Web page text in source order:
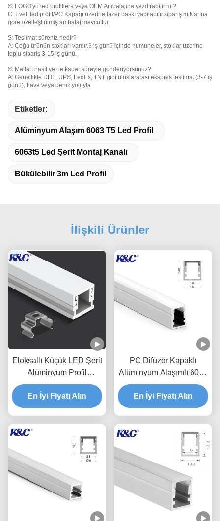
S: LOGO'yu led profillere veya OEM Ambalajına yazdırabilir mi?
C: Evet, led profil/PC Kapağı üzerine lazer baskı yapılabilir.sipariş miktarına
göre özelleştirilmiş ambalaj mevcuttur.
S: Teslimat süreniz nedir?
A: Çoğu ürünün stokları vardır.3 iş günü içinde numuneler, stoklar üzerine
toplu sipariş 3-15 iş günü.
S: Malları nasıl ve ne kadar süreyle gönderiyorsunuz?
A: Genellikle DHL, UPS, FedEx, TNT gibi uluslararası ekspres teslimat (3-7 iş
günü), hava veya deniz yoluyla
Etiketler:
Alüminyum Alaşım 6063 T5 Led Profil
6063t5 Led Şerit Montaj Kanalı
Bükülebilir 3m Led Profil
İlişkili Ürünler
Eloksallı Küçük LED Şerit
Alüminyum Profil
Ekstrüzyon Kanalı
En İyi Fiyatı Alın
PC Difüzör Kapaklı
Alüminyum Alaşımlı 6063
T5 LED Profil Kanalı
En İyi Fiyatı Alın